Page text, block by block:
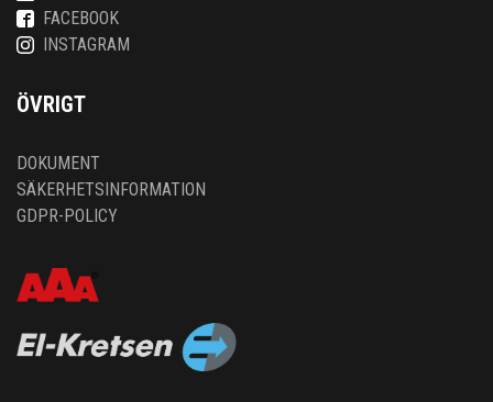
FACEBOOK
INSTAGRAM
ÖVRIGT
DOKUMENT
SÄKERHETSINFORMATION
GDPR-POLICY